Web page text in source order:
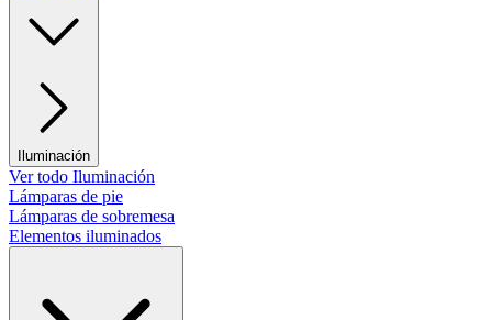
Iluminación
Ver todo Iluminación
Lámparas de pie
Lámparas de sobremesa
Elementos iluminados